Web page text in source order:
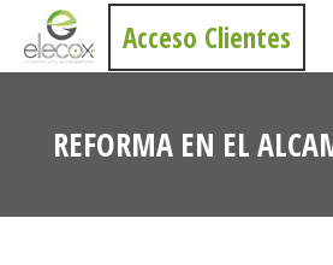
Acceso Clientes
REFORMA EN EL